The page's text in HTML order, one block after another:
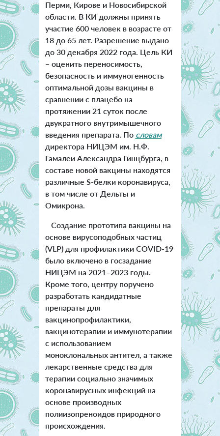
Перми, Кирове и Новосибирской
области. В КИ должны принять
участие 600 человек в возрасте от
18 до 65 лет. Разрешение выдано
до 30 декабря 2022 года. Цель КИ
– оценить переносимость,
безопасность и иммуногенность
оптимальной дозы вакцины в
сравнении с плацебо на
протяжении 21 суток после
двукратного внутримышечного
введения препарата. По словам
директора НИЦЭМ им. Н.Ф.
Гамалеи Александра Гинцбурга, в
составе новой вакцины находятся
различные S-белки коронавируса,
в том числе от Дельты и
Омикрона.
Создание прототипа вакцины на
основе вирусоподобных частиц
(VLP) для профилактики COVID-19
было включено в госзадание
НИЦЭМ на 2021–2023 годы.
Кроме того, центру поручено
разработать кандидатные
препараты для
вакцинопрофилактики,
вакцинотерапии и иммунотерапии
с использованием
моноклональных антител, а также
лекарственные средства для
терапии социально значимых
коронавирусных инфекций на
основе производных
полиизопреноидов природного
происхождения.